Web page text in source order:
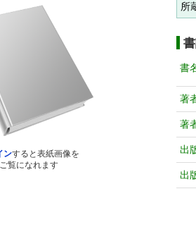
ンすると表紙画像を
ご覧になれます
所
書
著
著
出
出